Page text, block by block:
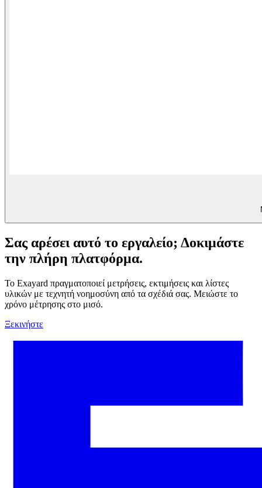
Σας αρέσει αυτό το εργαλείο; Δοκιμάστε
την πλήρη πλατφόρμα.
Το Exayard πραγματοποιεί μετρήσεις, εκτιμήσεις και λίστες
υλικών με τεχνητή νοημοσύνη από τα σχέδιά σας. Μειώστε το
χρόνο μέτρησης στο μισό.
Ξεκινήστε